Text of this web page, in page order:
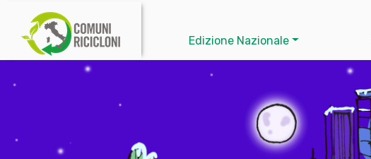
Edizione Nazionale